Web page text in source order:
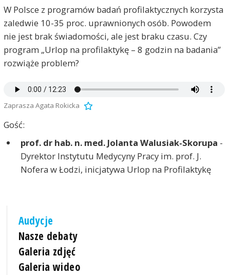
W Polsce z programów badań profilaktycznych korzysta
zaledwie 10-35 proc. uprawnionych osób. Powodem
nie jest brak świadomości, ale jest braku czasu. Czy
program „Urlop na profilaktykę – 8 godzin na badania”
rozwiąże problem?
Zaprasza Agata Rokicka
Gość:
prof. dr hab. n. med. Jolanta Walusiak-Skorupa -
Dyrektor Instytutu Medycyny Pracy im. prof. J.
Nofera w Łodzi, inicjatywa Urlop na Profilaktykę
Audycje
Nasze debaty
Galeria zdjęć
Galeria wideo